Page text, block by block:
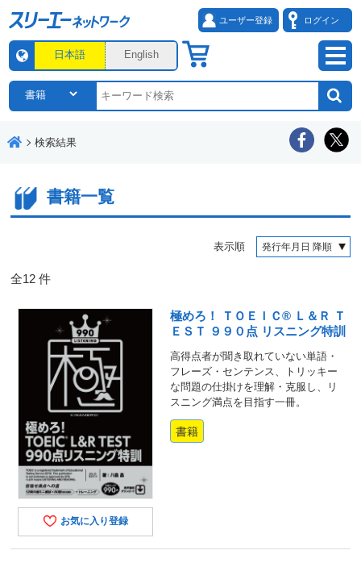
ユーザー登録 ログイン
日本語 English
検索結果
書籍一覧
表示順
全12 件
お気に入り登録
極めろ！ ＴＯＥＩＣ® Ｌ＆Ｒ Ｔ
ＥＳＴ ９９０点 リスニング特訓
高得点者が聞き取れていない単語・
フレーズ・センテンス、トリッキー
な問題の仕掛けを理解・克服し、リ
スニング満点を目指す一冊。
書籍